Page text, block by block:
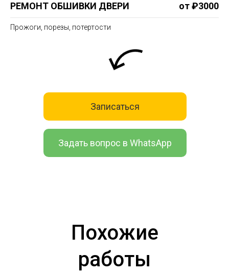
РЕМОНТ ОБШИВКИ ДВЕРИ от ₽3000
Прожоги, порезы, потертости
Задать вопрос в WhatsApp
Записаться
Похожие
работы